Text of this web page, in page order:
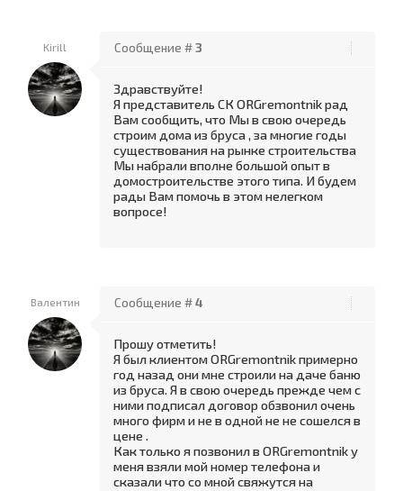
Kirill Сообщение #3
Здравствуйте!
Я представитель СК ORGremontnik рад
Вам сообщить, что Мы в свою очередь
строим дома из бруса , за многие годы
существования на рынке строительства
Мы набрали вполне большой опыт в
домостроительстве этого типа. И будем
рады Вам помочь в этом нелегком
вопросе!
Валентин Сообщение #4
Прошу отметить!
Я был клиентом ORGremontnik примерно
год назад они мне строили на даче баню
из бруса. Я в свою очередь прежде чем с
ними подписал договор обзвонил очень
много фирм и не в одной не не сошелся в
цене .
Как только я позвонил в ORGremontnik у
меня взяли мой номер телефона и
сказали что со мной свяжутся на